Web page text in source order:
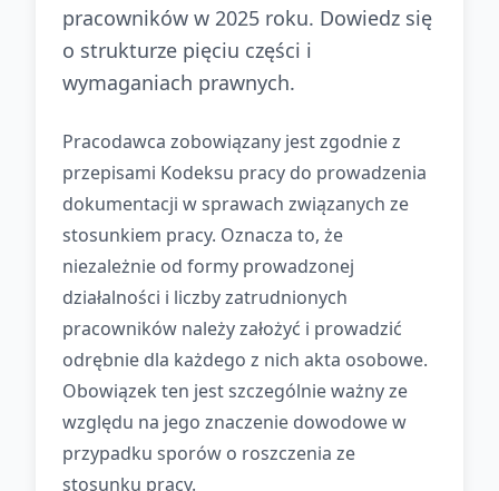
pracowników w 2025 roku. Dowiedz się
o strukturze pięciu części i
wymaganiach prawnych.
Pracodawca zobowiązany jest zgodnie z
przepisami Kodeksu pracy do prowadzenia
dokumentacji w sprawach związanych ze
stosunkiem pracy. Oznacza to, że
niezależnie od formy prowadzonej
działalności i liczby zatrudnionych
pracowników należy założyć i prowadzić
odrębnie dla każdego z nich akta osobowe.
Obowiązek ten jest szczególnie ważny ze
względu na jego znaczenie dowodowe w
przypadku sporów o roszczenia ze
stosunku pracy.